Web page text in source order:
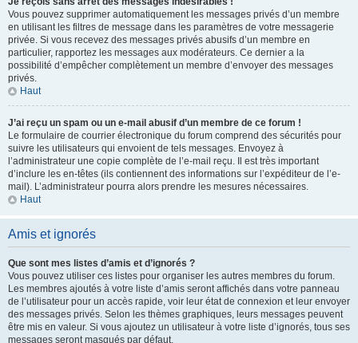
Vous pouvez supprimer automatiquement les messages privés d’un membre
en utilisant les filtres de message dans les paramètres de votre messagerie
privée. Si vous recevez des messages privés abusifs d’un membre en
particulier, rapportez les messages aux modérateurs. Ce dernier a la
possibilité d’empêcher complètement un membre d’envoyer des messages
privés.
Haut
J’ai reçu un spam ou un e-mail abusif d’un membre de ce forum !
Le formulaire de courrier électronique du forum comprend des sécurités pour
suivre les utilisateurs qui envoient de tels messages. Envoyez à
l’administrateur une copie complète de l’e-mail reçu. Il est très important
d’inclure les en-têtes (ils contiennent des informations sur l’expéditeur de l’e-
mail). L’administrateur pourra alors prendre les mesures nécessaires.
Haut
Amis et ignorés
Que sont mes listes d’amis et d’ignorés ?
Vous pouvez utiliser ces listes pour organiser les autres membres du forum.
Les membres ajoutés à votre liste d’amis seront affichés dans votre panneau
de l’utilisateur pour un accès rapide, voir leur état de connexion et leur envoyer
des messages privés. Selon les thèmes graphiques, leurs messages peuvent
être mis en valeur. Si vous ajoutez un utilisateur à votre liste d’ignorés, tous ses
messages seront masqués par défaut.